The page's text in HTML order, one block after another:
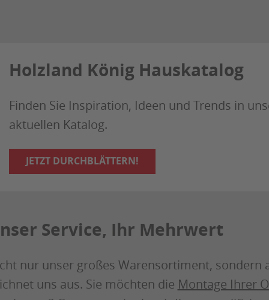
Holzland König Hauskatalog
Finden Sie Inspiration, Ideen und Trends in
aktuellen Katalog.
JETZT DURCHBLÄTTERN!
Service, Ihr Mehrwert
nur unser großes Warensortiment, sondern
uns aus. Sie möchten die Montage Ihrer